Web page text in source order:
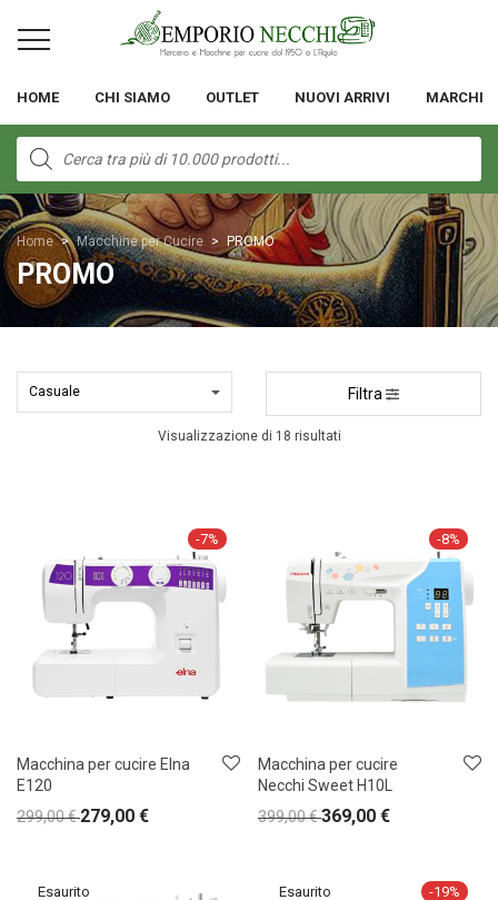
HOME CHI SIAMO OUTLET NUOVI ARRIVI MARCHI
Products
search
Home > Macchine per Cucire > PROMO
PROMO
Filtra
Visualizzazione di 18 risultati
-7%
Macchina per cucire Elna
E120
299,00€ 279,00 €
-8%
Macchina per cucire
Necchi Sweet H10L
399,00€369,00 €
-19%